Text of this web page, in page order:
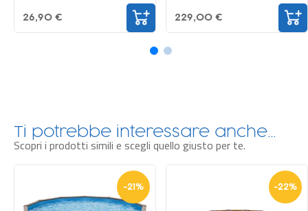
229,00 € 16,90 €
Ti potrebbe interessare anche…
Scopri i prodotti simili e scegli quello giusto per te.
-21% -22%